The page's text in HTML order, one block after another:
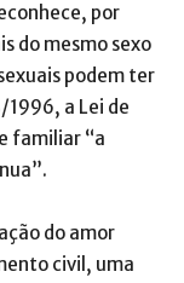
por
do mesmo sexo
podem ter
a Lei de
familiar “a
do amor
civil, uma